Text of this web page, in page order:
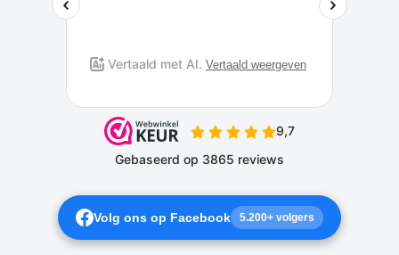
Volg ons op Facebook 5.200+ volgers